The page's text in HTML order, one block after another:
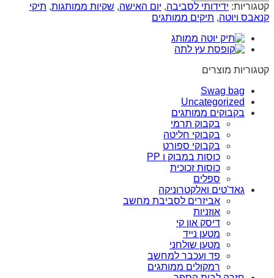
קטגוריות: ידידותי לסביבה, יום האישה, שקיות ממותגות, תיקי
קנאבס ויוטה, תיקים ממותגים
קטגוריות מוצרים
Swag bag
Uncategorized
בקבוקים ממותגים
בקבוק תרמי
בקבוקי חליטה
בקבוקי ספורט
כוסות במבוק ו PP
כוסות זכוכית
ספלים
גאד'טים ואלקטרוניקה
אביזרים לסביבת מחשב
אוזניות
דיסק און קי
מטען נייד
מטען שולחני
פד ועכבר למחשב
רמקולים ממותגים